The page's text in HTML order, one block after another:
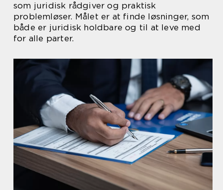
som juridisk rådgiver og praktisk
problemløser. Målet er at finde løsninger, som
både er juridisk holdbare og til at leve med
for alle parter.